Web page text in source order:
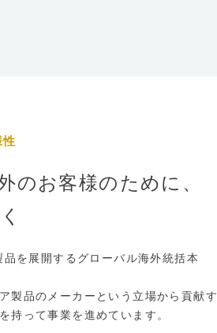
のお客様のために、
を展開するグローバル海外統括本
製品のメーカーという立場から貢献す
持って事業を進めています。